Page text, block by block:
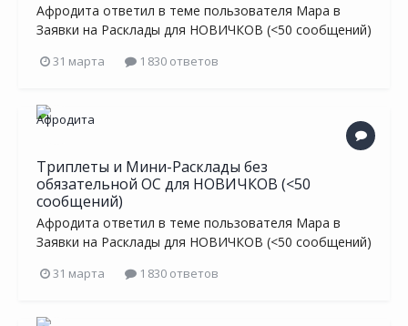
Афродита ответил в теме пользователя Мара в
Заявки на Расклады для НОВИЧКОВ (<50 сообщений)
31 марта 1 830 ответов
Триплеты и Мини-Расклады без
обязательной ОС для НОВИЧКОВ (<50
сообщений)
Афродита ответил в теме пользователя Мара в
Заявки на Расклады для НОВИЧКОВ (<50 сообщений)
31 марта 1 830 ответов